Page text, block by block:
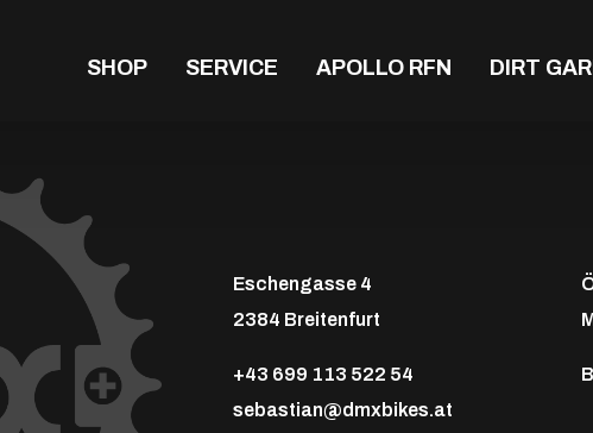
SHOP SERVICE APOLLO RFN DIRT
Eschengasse 4
2384 Breitenfurt
+43 699 113 522 54
sebastian@dmxbikes.at